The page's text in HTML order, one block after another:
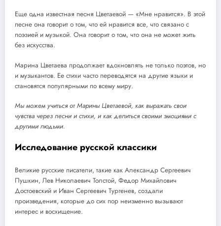
Еще одна известная песня Цветаевой — «Мне нравится». В этой
песне она говорит о том, что ей нравится все, что связано с
поэзией и музыкой. Она говорит о том, что она не может жить
без искусства.
Марина Цветаева продолжает вдохновлять не только поэтов, но
и музыкантов. Ее стихи часто переводятся на другие языки и
становятся популярными по всему миру.
Мы можем учиться от Марины Цветаевой, как выражать свои
чувства через песни и стихи, и как делиться своими эмоциями с
другими людьми.
Исследование русской классики
Великие русские писатели, такие как Александр Сергеевич
Пушкин, Лев Николаевич Толстой, Федор Михайлович
Достоевский и Иван Сергеевич Тургенев, создали
произведения, которые до сих пор неизменно вызывают
интерес и восхищение.